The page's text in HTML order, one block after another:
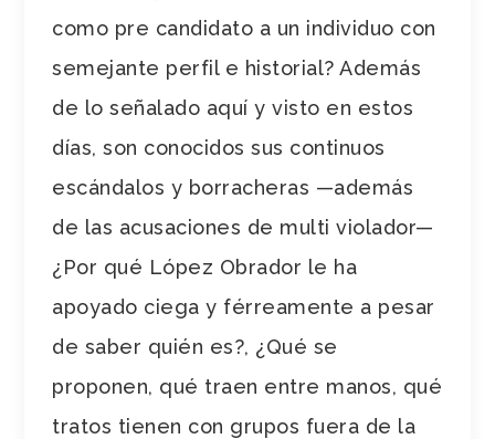
como pre candidato a un individuo con
semejante perfil e historial? Además
de lo señalado aquí y visto en estos
días, son conocidos sus continuos
escándalos y borracheras —además
de las acusaciones de multi violador—
¿Por qué López Obrador le ha
apoyado ciega y férreamente a pesar
de saber quién es?, ¿Qué se
proponen, qué traen entre manos, qué
tratos tienen con grupos fuera de la